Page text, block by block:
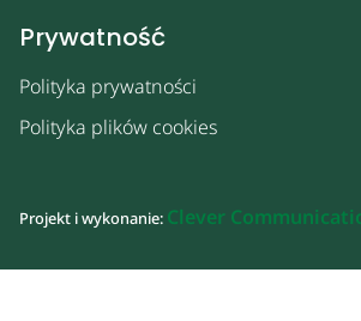
Prywatność
Polityka prywatności
Polityka plików cookies
Projekt i wykonanie: Clever